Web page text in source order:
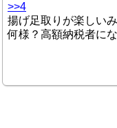
>>4
揚げ足取りが楽しい
何様？高額納税者に